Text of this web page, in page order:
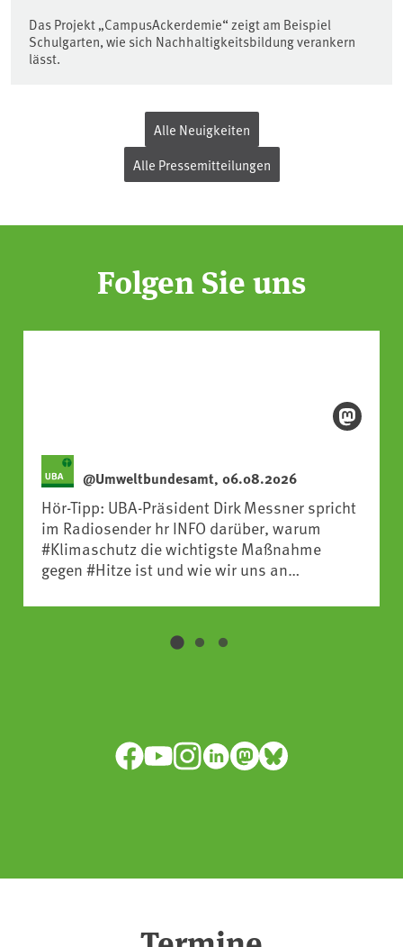
Das Projekt „CampusAckerdemie“ zeigt am Beispiel
Schulgarten, wie sich Nachhaltigkeitsbildung verankern
lässt.
Alle Neuigkeiten
Alle Pressemitteilungen
Folgen Sie uns
@Umweltbundesamt, 06.08.2026
Hör-Tipp: UBA-Präsident Dirk Messner spricht
im Radiosender hr INFO darüber, warum
#Klimaschutz die wichtigste Maßnahme
gegen #Hitze ist und wie wir uns an
https://www.ardsounds.de/episode/